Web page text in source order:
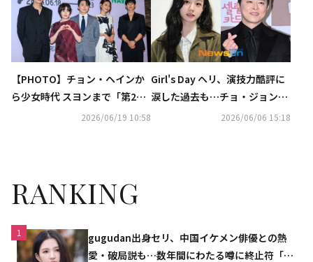
【PHOTO】チョン・ヘインか
ら少女時代 スヨンまで「第22
回ミジャンセン短編映画祭」に
2026/06/19 10:58
Girl's Day ヘリ、演技力酷評に
涙した過去も…チョ・ジョンソ
クに感謝「先輩は一度も怒らな
2026/06/06 15:18
RANKING
1
gugudan出身セリ、中国イケメン俳優との熱
愛・破局説も…数年間にわたる噂に終止符「邪